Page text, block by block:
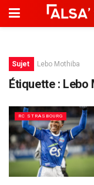
Sujet Lebo Mothiba
Étiquette : Lebo
RC STRASBOURG